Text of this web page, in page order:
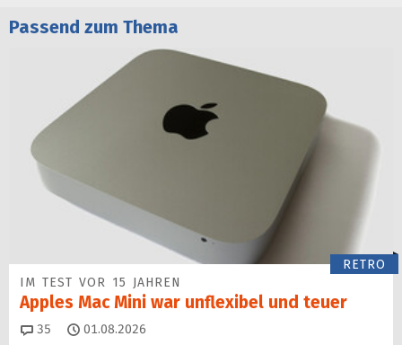
Passend zum Thema
RETRO
IM TEST VOR 15 JAHREN
Apples Mac Mini war unflexibel und teuer
35 Kommentare
01.08.2026